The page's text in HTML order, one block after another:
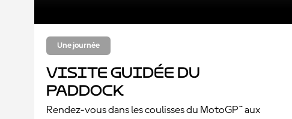
Une journée
Visite guidée du
paddock
Rendez-vous dans les coulisses du MotoGP™ aux